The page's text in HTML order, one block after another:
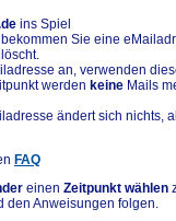
ins Spiel
Sie eine
an, verwenden
werden keine Mails
ändert sich nichts,
FAQ
einen Zeitpunkt wählen
den Anweisungen folgen.